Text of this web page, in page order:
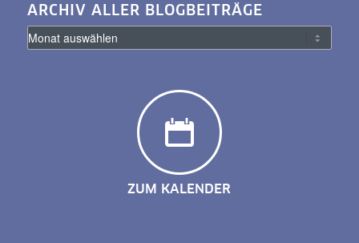
ARCHIV ALLER BLOGBEITRÄGE
ZUM KALENDER